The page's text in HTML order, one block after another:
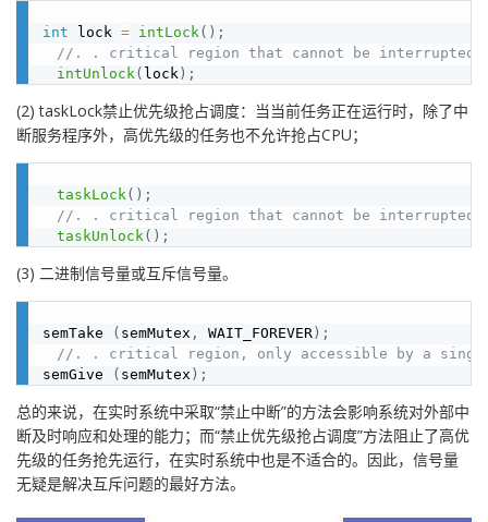
int lock = intLock ( ) ;
//. . critical region that cannot be interrupted
intUnlock ( lock ) ;
(2) taskLock禁止优先级抢占调度：当当前任务正在运行时，除了中
断服务程序外，高优先级的任务也不允许抢占CPU；
taskLock ( ) ;
//. . critical region that cannot be interrupted
taskUnlock ( ) ;
(3) 二进制信号量或互斥信号量。
semTake ( semMutex , WAIT_FOREVER ) ;
//. . critical region, only accessible by a
semGive
( semMutex ) ;
总的来说，在实时系统中采取“禁止中断”的方法会影响系统对外部中
断及时响应和处理的能力；而“禁止优先级抢占调度”方法阻止了高优
先级的任务抢先运行，在实时系统中也是不适合的。因此，信号量
无疑是解决互斥问题的最好方法。